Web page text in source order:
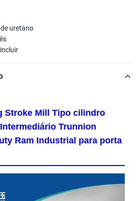
uretano
Stroke Mill Tipo cilindro
Trunnion
Ram Industrial para porta